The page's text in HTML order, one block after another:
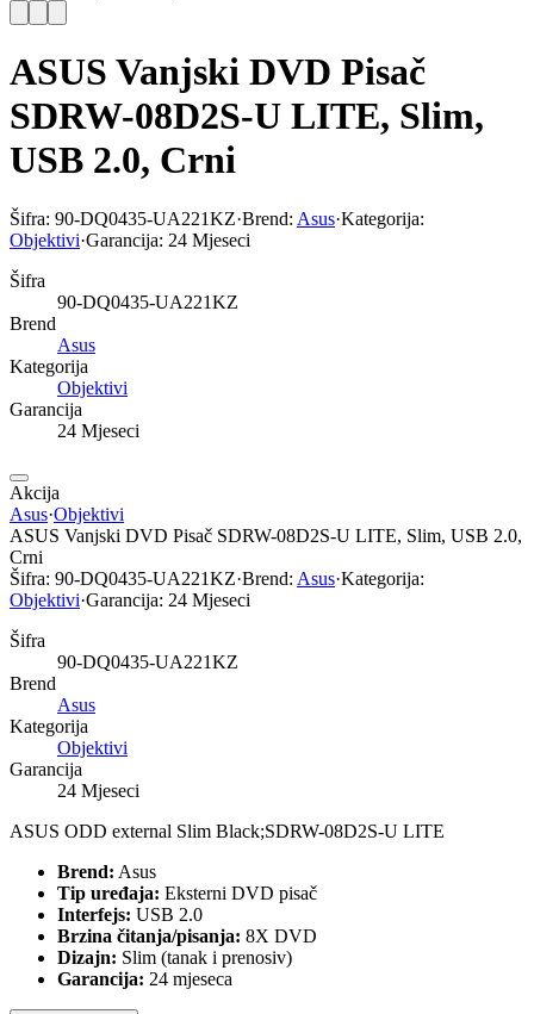
ASUS Vanjski DVD Pisač
SDRW-08D2S-U LITE, Slim,
USB 2.0, Crni
Šifra: 90-DQ0435-UA221KZ·Brend: Asus·Kategorija:
Objektivi·Garancija: 24 Mjeseci
Šifra
90-DQ0435-UA221KZ
Brend
Asus
Kategorija
Objektivi
Garancija
24 Mjeseci
Akcija
Asus·Objektivi
ASUS Vanjski DVD Pisač SDRW-08D2S-U LITE, Slim, USB 2.0,
Crni
Šifra: 90-DQ0435-UA221KZ·Brend: Asus·Kategorija:
Objektivi·Garancija: 24 Mjeseci
Šifra
90-DQ0435-UA221KZ
Brend
Asus
Kategorija
Objektivi
Garancija
24 Mjeseci
ASUS ODD external Slim Black;SDRW-08D2S-U LITE
Brend: Asus
Tip uređaja: Eksterni DVD pisač
Interfejs: USB 2.0
Brzina čitanja/pisanja: 8X DVD
Dizajn: Slim (tanak i prenosiv)
Garancija: 24 mjeseca